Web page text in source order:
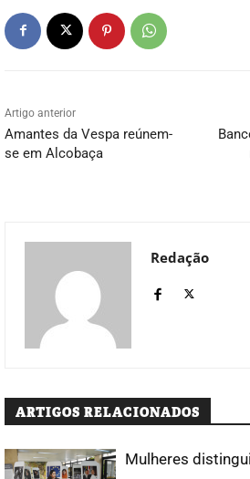
Artigo anterior
Amantes da Vespa reúnem-
se em Alcobaça
Redação
ARTIGOS RELACIONADOS
Mulheres